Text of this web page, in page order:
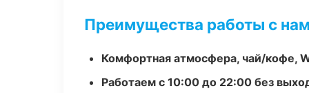
Преимущества работы с
Комфортная атмосфера, чай/кофе,
Работаем с 10:00 до 22:00 без